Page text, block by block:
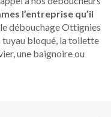
l’entreprise qu’il
débouchage Ottignies
tuyau bloqué, la toilette
une baignoire ou